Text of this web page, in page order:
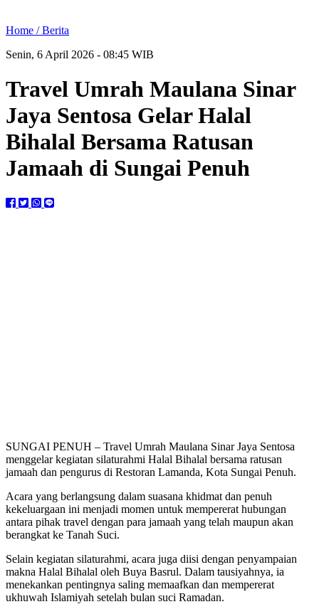
Home /Berita
Senin, 6 April 2026 - 08:45 WIB
Travel Umrah Maulana Sinar
Jaya Sentosa Gelar Halal
Bihalal Bersama Ratusan
Jamaah di Sungai Penuh
SUNGAI PENUH – Travel Umrah Maulana Sinar Jaya Sentosa
menggelar kegiatan silaturahmi Halal Bihalal bersama ratusan
jamaah dan pengurus di Restoran Lamanda, Kota Sungai Penuh.
Acara yang berlangsung dalam suasana khidmat dan penuh
kekeluargaan ini menjadi momen untuk mempererat hubungan
antara pihak travel dengan para jamaah yang telah maupun akan
berangkat ke Tanah Suci.
Selain kegiatan silaturahmi, acara juga diisi dengan penyampaian
makna Halal Bihalal oleh Buya Basrul. Dalam tausiyahnya, ia
menekankan pentingnya saling memaafkan dan mempererat
ukhuwah Islamiyah setelah bulan suci Ramadan.